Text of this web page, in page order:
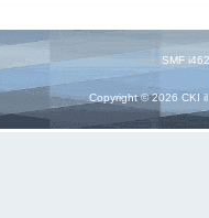
SMF i462
Copyright © 2026 CKI